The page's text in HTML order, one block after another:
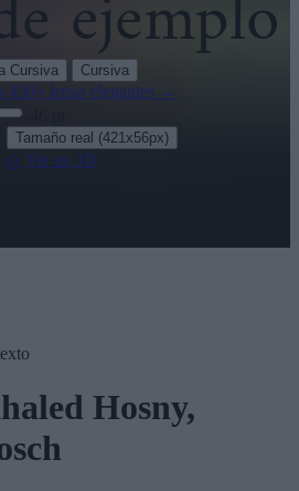
Cursiva Cursiva
430+ letras elegantes →
Tamaño real (421x56px)
Ver en 3D
Hosny,